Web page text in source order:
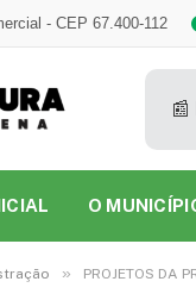
- CEP 67.400-112
📰
O
» PROJETOS DA